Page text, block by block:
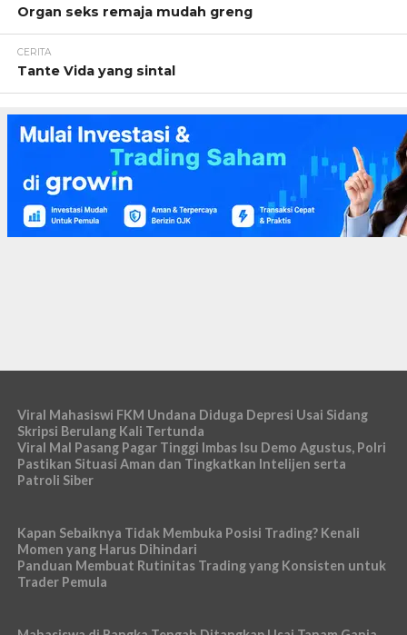
Organ seks remaja mudah greng
CERITA
Tante Vida yang sintal
Viral Mahasiswi FKM Undana Diduga Depresi Usai Sidang
Skripsi Berulang Kali Tertunda
Viral Mal Pasang Pagar Tinggi Imbas Isu Demo Agustus, Polri
Pastikan Situasi Aman dan Tingkatkan Intelijen serta
Patroli Siber
Kapan Sebaiknya Tidak Membuka Posisi Trading? Kenali
Momen yang Harus Dihindari
Panduan Membuat Rutinitas Trading yang Konsisten untuk
Trader Pemula